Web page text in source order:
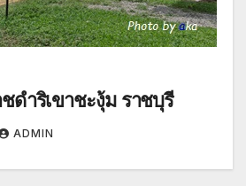
ดำริเขาชะงุ้ม ราชบุรี
ADMIN